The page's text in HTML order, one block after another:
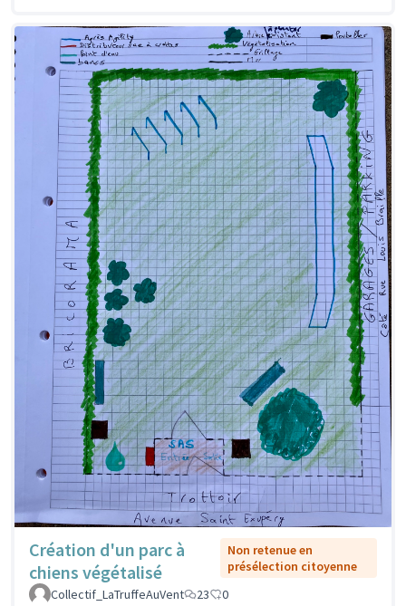
Création d'un parc à
chiens végétalisé
Non retenue en
présélection citoyenne
Collectif_LaTruffeAuVent
23 0